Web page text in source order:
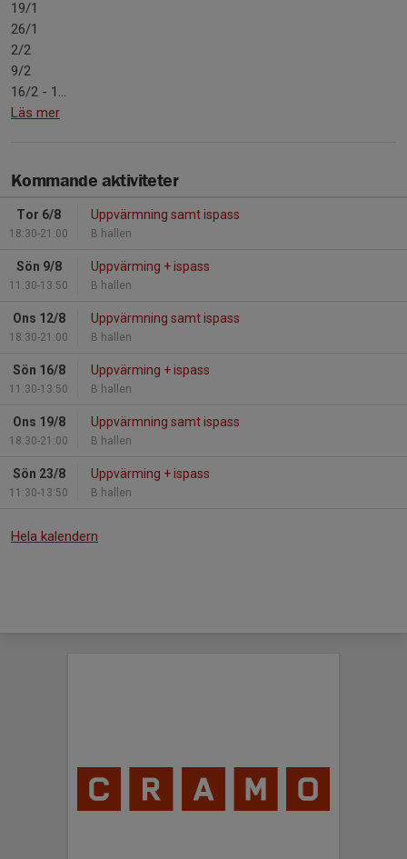
19/1
26/1
2/2
9/2
16/2 - 1...
Läs mer
Kommande aktiviteter
Tor 6/8
18:30-21:00
Uppvärmning samt ispass
B hallen
Sön 9/8
11:30-13:50
Uppvärming + ispass
B hallen
Ons 12/8
18:30-21:00
Uppvärmning samt ispass
B hallen
Sön 16/8
11:30-13:50
Uppvärming + ispass
B hallen
Ons 19/8
18:30-21:00
Uppvärmning samt ispass
B hallen
Sön 23/8
11:30-13:50
Uppvärming + ispass
B hallen
Hela kalendern